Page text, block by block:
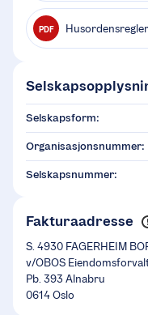
PDF Husordensregler
Selskapsform:
Organisasjonsnummer:
Selskapsnummer:
Fakturaadresse
S. 4930 FAGERHEIM
v/OBOS
Pb. 393 Alnabru
0614 Oslo